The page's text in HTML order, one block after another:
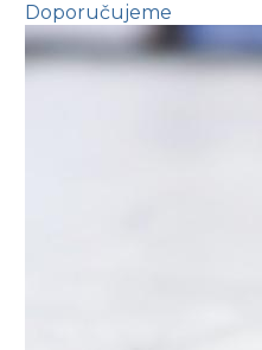
Doporučujeme